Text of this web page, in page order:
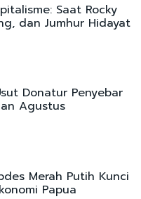
Saat Rocky
dan Jumhur Hidayat
Donatur Penyebar
Agustus
Merah Putih Kunci
Papua